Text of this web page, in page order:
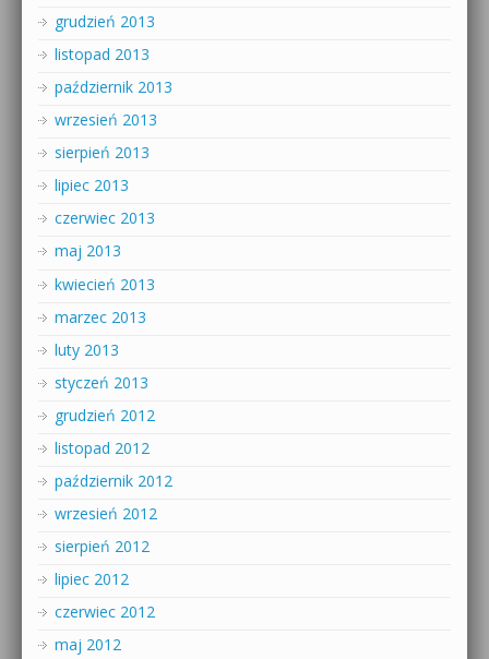
grudzień 2013
listopad 2013
październik 2013
wrzesień 2013
sierpień 2013
lipiec 2013
czerwiec 2013
maj 2013
kwiecień 2013
marzec 2013
luty 2013
styczeń 2013
grudzień 2012
listopad 2012
październik 2012
wrzesień 2012
sierpień 2012
lipiec 2012
czerwiec 2012
maj 2012